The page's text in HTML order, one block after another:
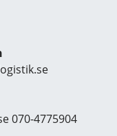
070-4775904